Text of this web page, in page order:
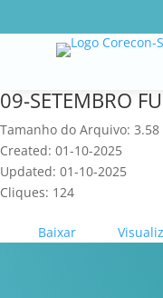
09-SETEMBRO
Tamanho do Arquivo: 3.58
Created: 01-10-2025
Updated: 01-10-2025
Cliques: 124
Baixar